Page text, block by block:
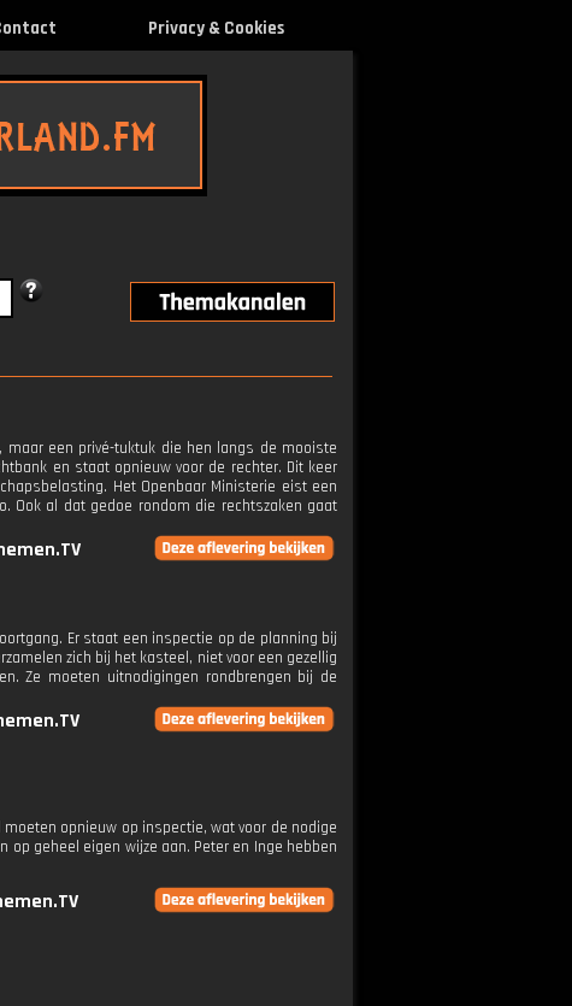
Privacy & Cookies
maar een privé-tuktuk die hen langs de mooiste
en staat opnieuw voor de rechter. Dit keer
Het Openbaar Ministerie eist een
Ook al dat gedoe rondom die rechtszaken gaat
Er staat een inspectie op de planning bij
zich bij het kasteel, niet voor een gezellig
Ze moeten uitnodigingen rondbrengen bij de
opnieuw op inspectie, wat voor de nodige
op geheel eigen wijze aan. Peter en Inge hebben